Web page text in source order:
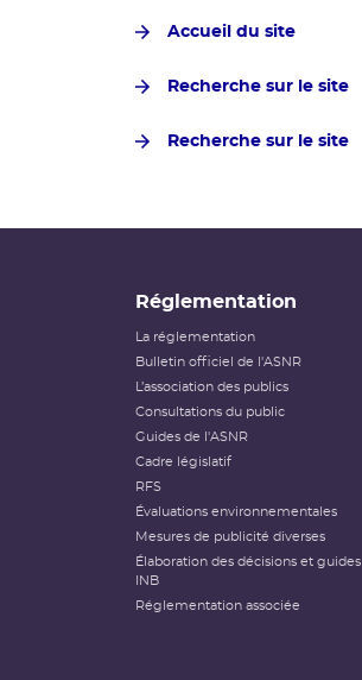
Accueil du site
Recherche sur le site
Recherche sur le site
Réglementation
La réglementation
Bulletin officiel de l'ASNR
L’association des publics
Consultations du public
Guides de l'ASNR
Cadre législatif
RFS
Évaluations environnementales
Mesures de publicité diverses
Élaboration des décisions et guides
INB
Réglementation associée